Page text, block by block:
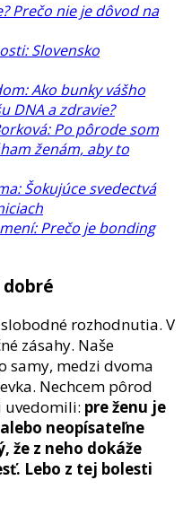
Prečo nie je dôvod na
Slovensko
Ako bunky vášho
DNA a zdravie?
Po pôrode som
ženám, aby to
Šokujúce svedectvá
Prečo je bonding
rozhodnutia. V
zásahy. Naše
samy, medzi dvoma
Nechcem pôrod
uvedomili: pre ženu je
neopísateľne
že z neho dokáže
Lebo z tej bolesti